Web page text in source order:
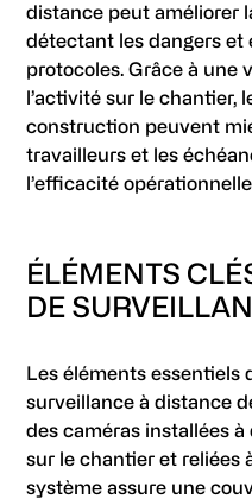
distance peut améliorer
détectant les dangers
protocoles. Grâce à une
l’activité sur le chantier,
construction peuvent
travailleurs et les
l’efficacité
ÉLÉMENTS
DE
Les éléments essentiels
surveillance à distance
des caméras installées
sur le chantier et reliées
système assure une